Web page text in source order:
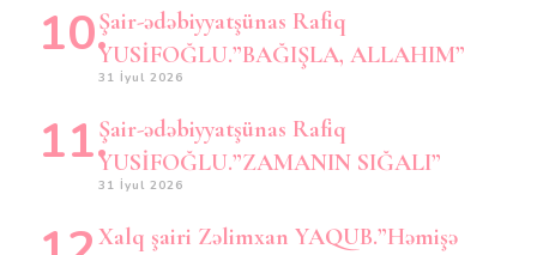
Şair-ədəbiyyatşünas Rafiq
YUSİFOĞLU.”BAĞIŞLA, ALLAHIM”
31 İyul 2026
Şair-ədəbiyyatşünas Rafiq
YUSİFOĞLU.”ZAMANIN SIĞALI”
31 İyul 2026
Xalq şairi Zəlimxan YAQUB.”Həmişə